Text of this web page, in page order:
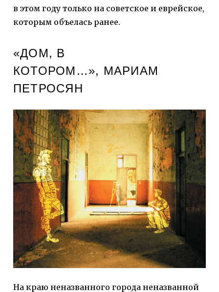
в этом году только на советское и еврейское,
которым объелась ранее.
«ДОМ, В
КОТОРОМ…», МАРИАМ
ПЕТРОСЯН
На краю неназванного города неназванной